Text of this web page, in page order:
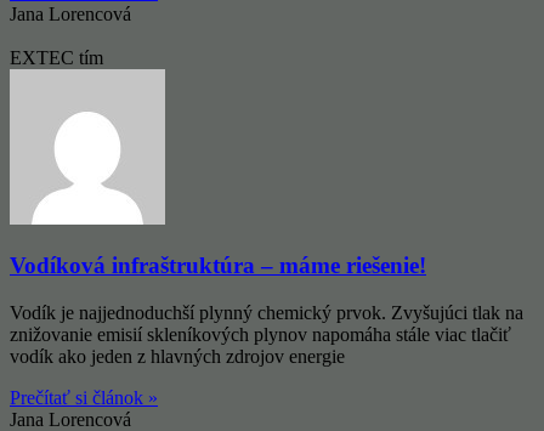
Jana Lorencová
EXTEC tím
Vodíková infraštruktúra – máme riešenie!
Vodík je najjednoduchší plynný chemický prvok. Zvyšujúci tlak na
znižovanie emisií skleníkových plynov napomáha stále viac tlačiť
vodík ako jeden z hlavných zdrojov energie
Prečítať si článok »
Jana Lorencová